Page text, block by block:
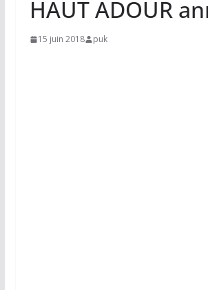
HAUT ADOUR
15 juin 2018 puk